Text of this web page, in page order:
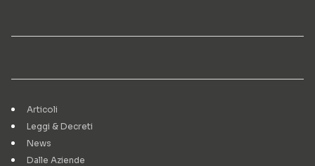
Articoli
Leggi & Decreti
News
Dalle Aziende